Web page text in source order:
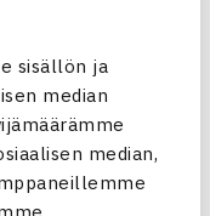
sisällön ja
median
median,
HVS – Micke
– Jaakko Eskola
– Mikael
64, Mikael